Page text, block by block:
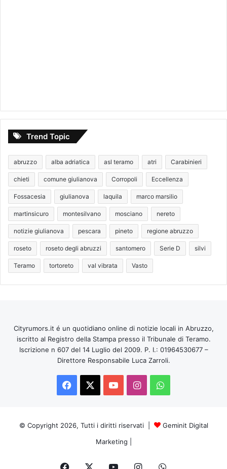
Trend Topic
abruzzo alba adriatica asl teramo atri Carabinieri
chieti comune giulianova Corropoli Eccellenza
Fossacesia giulianova laquila marco marsilio
martinsicuro montesilvano mosciano nereto
notizie giulianova pescara pineto regione abruzzo
roseto roseto degli abruzzi santomero Serie D silvi
Teramo tortoreto val vibrata Vasto
Cityrumors.it é un quotidiano online di notizie locali in Abruzzo,
iscritto al Registro della Stampa presso il Tribunale di Teramo.
Iscrizione n 607 del 14 Luglio del 2009. P. I.: 01964530677 –
Direttore Responsabile Luca Zarroli.
Facebook
You InstagramWhatsApp
© Copyright 2026, Tutti i diritti riservati |
Geminit Digital
Marketing
Facebook InstagramWhatsApp